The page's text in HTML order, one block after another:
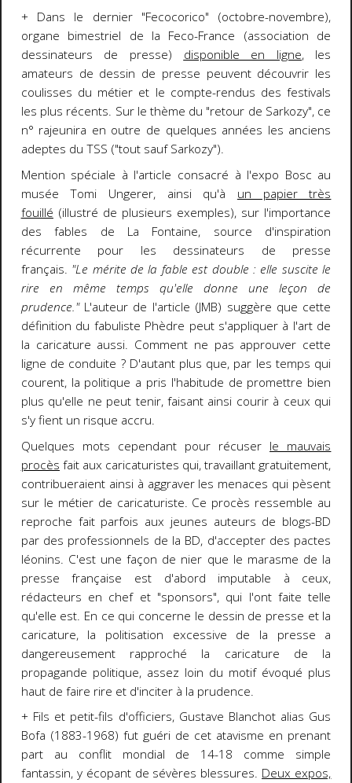
+ Dans le dernier "Fecocorico" (octobre-novembre),
organe bimestriel de la Feco-France (association de
dessinateurs de presse) disponible en ligne, les
amateurs de dessin de presse peuvent découvrir les
coulisses du métier et le compte-rendus des festivals
les plus récents. Sur le thème du "retour de Sarkozy", ce
n° rajeunira en outre de quelques années les anciens
adeptes du TSS ("tout sauf Sarkozy").
Mention spéciale à l'article consacré à l'expo Bosc au
musée Tomi Ungerer, ainsi qu'à un papier très
fouillé (illustré de plusieurs exemples), sur l'importance
des fables de La Fontaine, source d'inspiration
récurrente pour les dessinateurs de presse
français. "Le mérite de la fable est double : elle suscite le
rire en même temps qu'elle donne une leçon de
prudence."L'auteur de l'article (JMB) suggère que cette
définition du fabuliste Phèdre peut s'appliquer à l'art de
la caricature aussi. Comment ne pas approuver cette
ligne de conduite ? D'autant plus que, par les temps qui
courent, la politique a pris l'habitude de promettre bien
plus qu'elle ne peut tenir, faisant ainsi courir à ceux qui
s'y fient un risque accru.
Quelques mots cependant pour récuser le mauvais
procès fait aux caricaturistes qui, travaillant gratuitement,
contribueraient ainsi à aggraver les menaces qui pèsent
sur le métier de caricaturiste. Ce procès ressemble au
reproche fait parfois aux jeunes auteurs de blogs-BD
par des professionnels de la BD, d'accepter des pactes
léonins. C'est une façon de nier que le marasme de la
presse française est d'abord imputable à ceux,
rédacteurs en chef et "sponsors", qui l'ont faite telle
qu'elle est. En ce qui concerne le dessin de presse et la
caricature, la politisation excessive de la presse a
dangereusement rapproché la caricature de la
propagande politique, assez loin du motif évoqué plus
haut de faire rire et d'inciter à la prudence.
+ Fils et petit-fils d'officiers, Gustave Blanchot alias Gus
Bofa (1883-1968) fut guéri de cet atavisme en prenant
part au conflit mondial de 14-18 comme simple
fantassin, y écopant de sévères blessures. Deux expos,